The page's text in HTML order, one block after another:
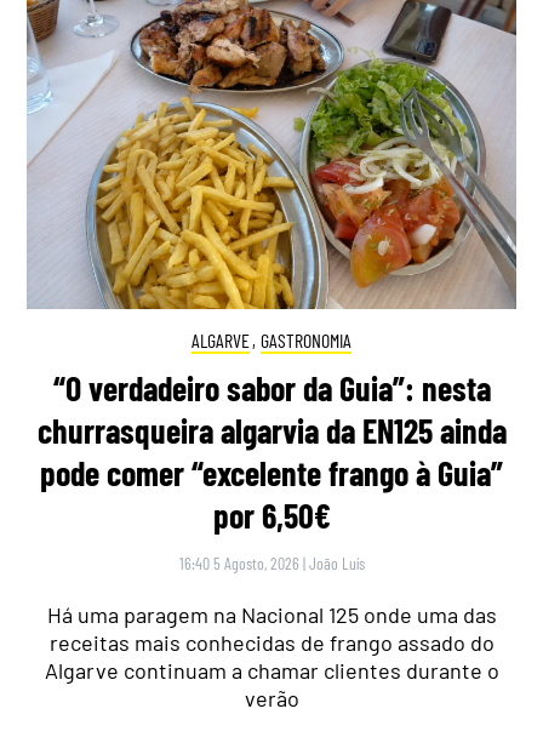
ALGARVE, GASTRONOMIA
“O verdadeiro sabor da Guia”: nesta
churrasqueira algarvia da EN125 ainda
pode comer “excelente frango à Guia”
por 6,50€
16:40 5 Agosto, 2026 |João Luís
Há uma paragem na Nacional 125 onde uma das
receitas mais conhecidas de frango assado do
Algarve continuam a chamar clientes durante o
verão